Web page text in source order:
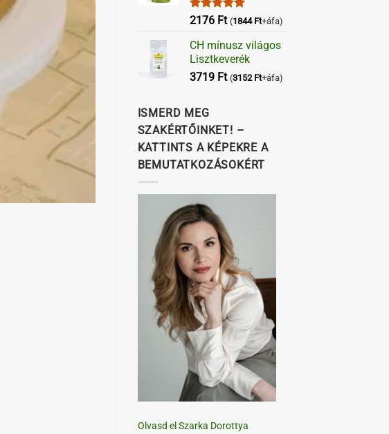
Értékelés:
2176 Ft (1844 Ft+áfa)
CH mínusz világos
Lisztkeverék
3719 Ft (3152 Ft+áfa)
ISMERD MEG
SZAKÉRTŐINKET! –
KATTINTS A KÉPEKRE A
BEMUTATKOZÁSOKÉRT
Olvasd el Szarka Dorottya